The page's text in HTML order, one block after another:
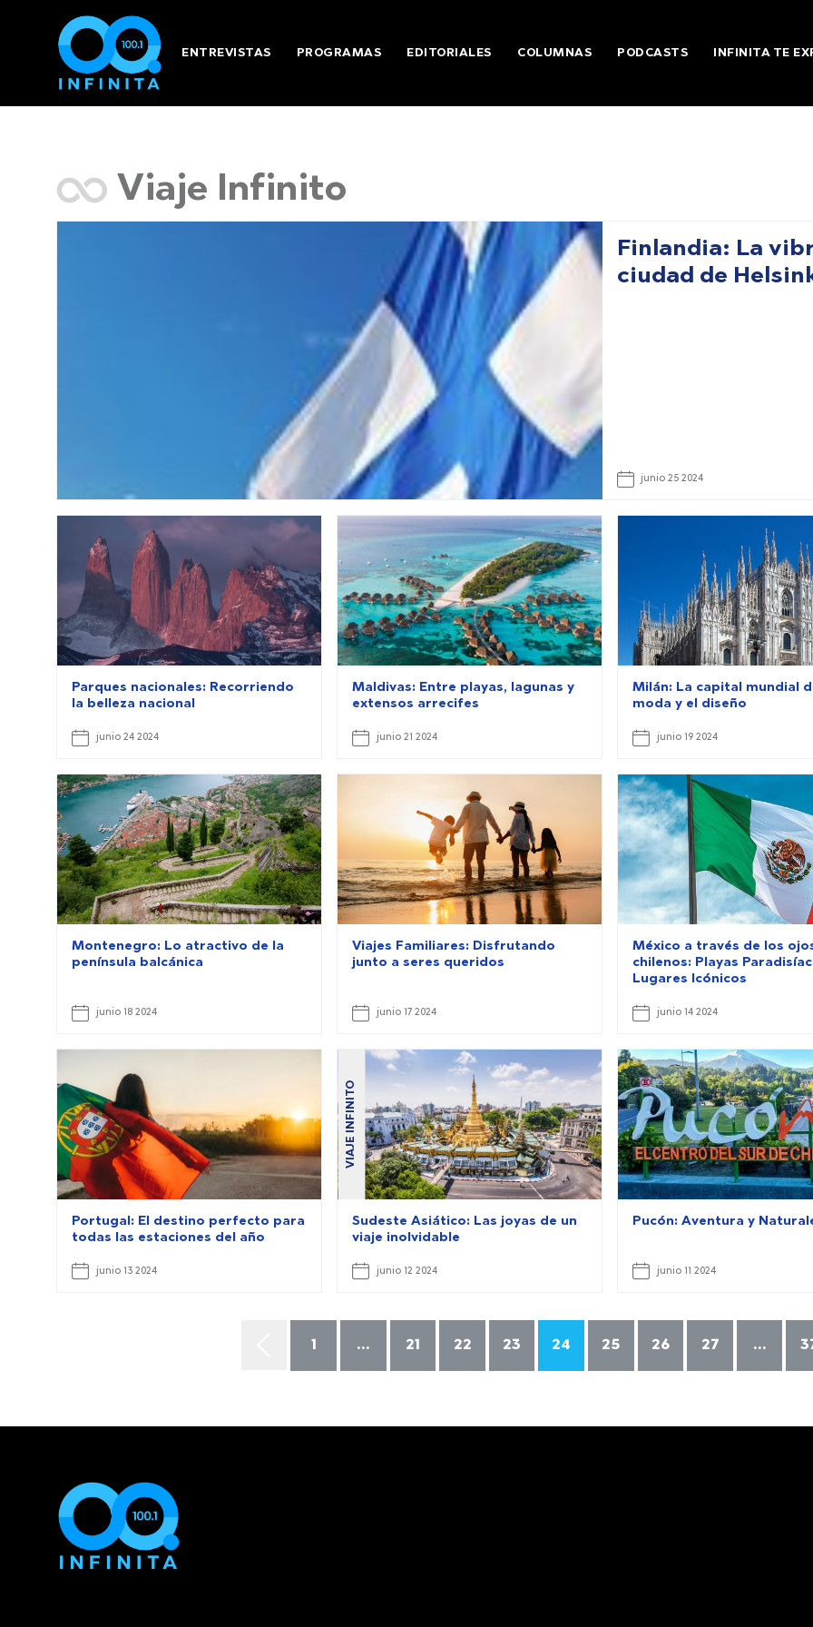
ENTREVISTAS PROGRAMAS EDITORIALES COLUMNAS PODCASTS INFINITA TE
Viaje Infinito
Finlandia: La
ciudad de
junio 25 2024
Parques nacionales: Recorriendo
la belleza nacional
junio 24 2024
Maldivas: Entre playas, lagunas y
extensos arrecifes
junio 21 2024
Milán: La capital mundial
moda y el diseño
junio 19 2024
Montenegro: Lo atractivo de la
península balcánica
junio 18 2024
Viajes Familiares: Disfrutando
junto a seres queridos
junio 17 2024
México a través de los
chilenos: Playas
Lugares Icónicos
junio 14 2024
Portugal: El destino perfecto para
todas las estaciones del año
junio 13 2024
VIAJE INFINITO
Sudeste Asiático: Las joyas de un
viaje inolvidable
junio 12 2024
Pucón: Aventura y
junio 11 2024
1 ... 21 22 23 24 25 26 27 ...